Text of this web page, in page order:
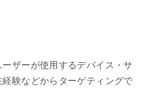
ザーが使用するデバイス・サ
験などからターゲティングで